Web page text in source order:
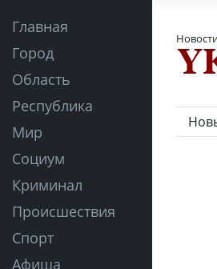
Главная
Город
Область
Республика
Мир
Социум
Криминал
Происшествия
Спорт
Афиша